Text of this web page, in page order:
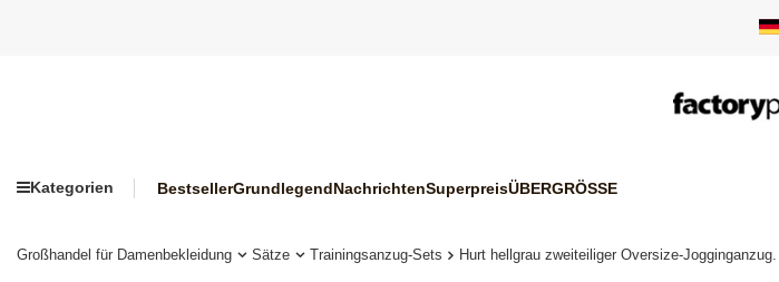
Kategorien BestsellerGrundlegendNachrichtenSuperpreisÜBERGRÖSSE
Großhandel für Damenbekleidung Sätze Trainingsanzug-Sets Hurt hellgrau zweiteiliger Oversize-Jogginganzug.